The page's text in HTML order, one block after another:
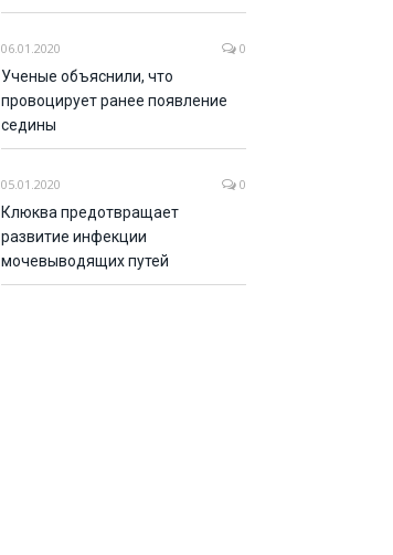
06.01.2020 0
Ученые объяснили, что
провоцирует ранее появление
седины
05.01.2020 0
Клюква предотвращает
развитие инфекции
мочевыводящих путей